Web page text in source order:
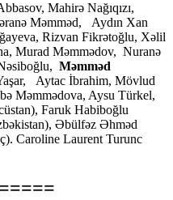
Mahirə Nağıqızı,
Məmməd, Aydın Xan
Rizvan Fikrətoğlu, Xəlil
Murad Məmmədov, Nuranə
Məmməd
Aytac İbrahim, Mövlud
Məmmədova, Aysu Türkel,
Faruk Habiboğlu
Əbülfəz Əhməd
Caroline Laurent Turunc